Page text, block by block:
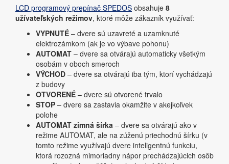
LCD programový prepínač SPEDOS obsahuje 8
užívateľských režimov, ktoré môže zákazník využívať:
VYPNUTÉ – dvere sú uzavreté a uzamknuté
elektrozámkom (ak je vo výbave pohonu)
AUTOMAT – dvere sa otvárajú automaticky všetkým
osobám v oboch smeroch
VÝCHOD – dvere sa otvárajú iba tým, ktorí vychádzajú
z budovy
OTVORENÉ – dvere sú otvorené trvalo
STOP – dvere sa zastavia okamžite v akejkoľvek
polohe
AUTOMAT zimná šírka – dvere sa otvárajú ako v
režime AUTOMAT, ale na zúženú priechodnú šírku (v
tomto režime využívajú dvere inteligentnú funkciu,
ktorá rozozná mimoriadny nápor prechádzajúcich osôb